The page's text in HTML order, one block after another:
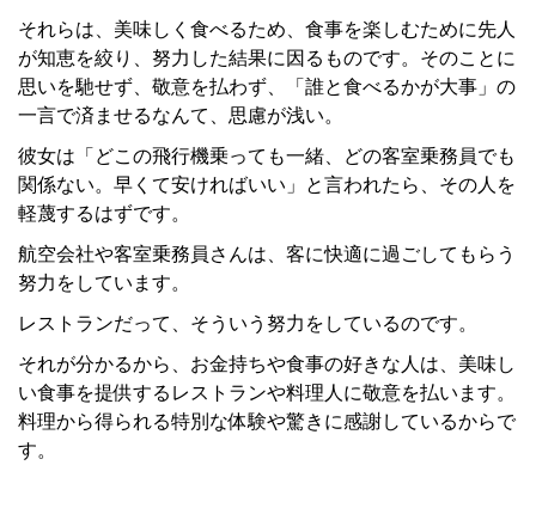
それらは、美味しく食べるため、食事を楽しむために先人
が知恵を絞り、努力した結果に因るものです。そのことに
思いを馳せず、敬意を払わず、「誰と食べるかが大事」の
一言で済ませるなんて、思慮が浅い。
彼女は「どこの飛行機乗っても一緒、どの客室乗務員でも
関係ない。早くて安ければいい」と言われたら、その人を
軽蔑するはずです。
航空会社や客室乗務員さんは、客に快適に過ごしてもらう
努力をしています。
レストランだって、そういう努力をしているのです。
それが分かるから、お金持ちや食事の好きな人は、美味し
い食事を提供するレストランや料理人に敬意を払います。
料理から得られる特別な体験や驚きに感謝しているからで
す。